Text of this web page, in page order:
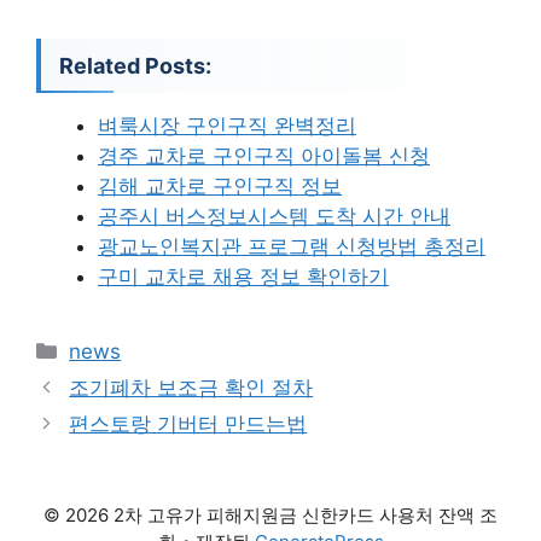
Related Posts:
벼룩시장 구인구직 완벽정리
경주 교차로 구인구직 아이돌봄 신청
김해 교차로 구인구직 정보
공주시 버스정보시스템 도착 시간 안내
광교노인복지관 프로그램 신청방법 총정리
구미 교차로 채용 정보 확인하기
카
테
리
news
조기폐차 보조금 확인 절차
편스토랑 기버터 만드는법
© 2026 2차 고유가 피해지원금 신한카드 사용처 잔액 조